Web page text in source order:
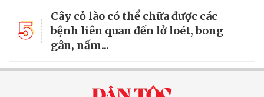
5
Cây cỏ lào có thể chữa được các
bệnh liên quan đến lở loét, bong
gân, nấm...